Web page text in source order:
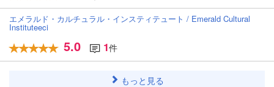
エメラルド・カルチュラル・インスティテュート / Emerald Cultural
Instituteeci
5.0 1件
もっと見る